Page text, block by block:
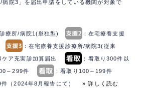
/病院3」を届出申請をしている機関が対象で
診療所/病院1(単独型) ：在宅療養支援
：在宅療養支援診療所/病院3(従来
ケア充実診加算届出 ：看取り300件以
～299件 ：看取り100～199件
件（2024年8月報告にて）» 詳しく読む